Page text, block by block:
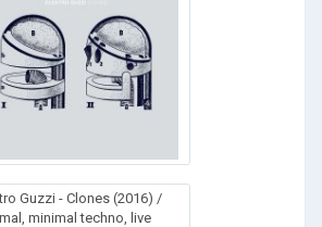
Guzzi - Clones (2016) /
minimal techno, live